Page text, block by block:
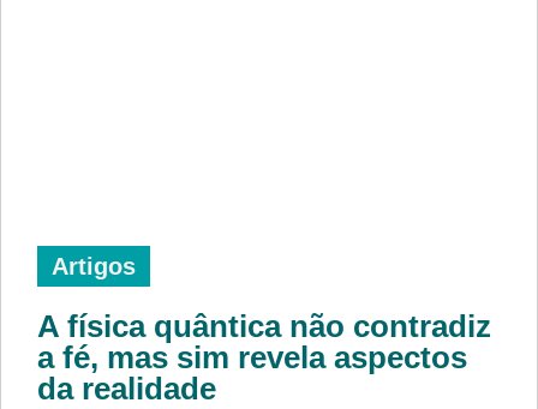
Artigos
A física quântica não contradiz
a fé, mas sim revela aspectos
da realidade